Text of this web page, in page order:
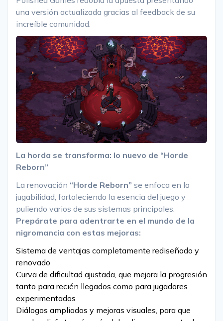
una versión actualizada gracias al feedback de su
increíble comunidad.
La horda se transforma: lo nuevo de “Horde
Reborn”
La renovación “Horde Reborn” se enfoca en la
jugabilidad, fortaleciendo la esencia del juego y
puliendo varios de sus sistemas principales.
Prepárate para adentrarte en el mundo de la
nigromancia con estas mejoras:
Sistema de ventajas completamente rediseñado y
renovado
Curva de dificultad ajustada, que mejora la progresión
tanto para recién llegados como para jugadores
experimentados
Diálogos ampliados y mejoras visuales, para que